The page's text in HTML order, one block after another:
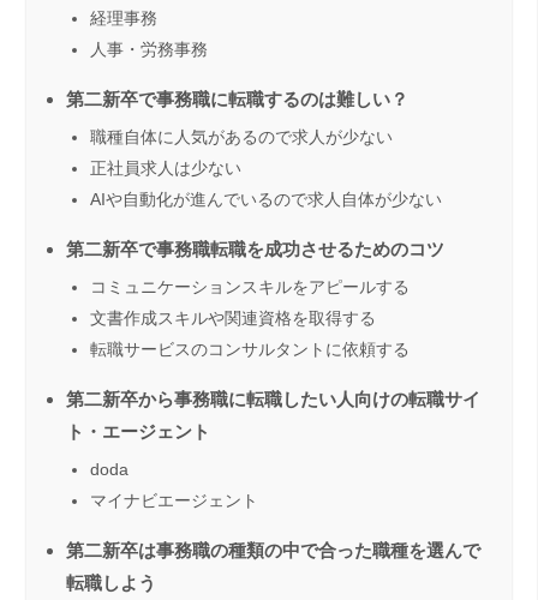
経理事務
人事・労務事務
第二新卒で事務職に転職するのは難しい？
職種自体に人気があるので求人が少ない
正社員求人は少ない
AIや自動化が進んでいるので求人自体が少ない
第二新卒で事務職転職を成功させるためのコツ
コミュニケーションスキルをアピールする
文書作成スキルや関連資格を取得する
転職サービスのコンサルタントに依頼する
第二新卒から事務職に転職したい人向けの転職サイ
ト・エージェント
doda
マイナビエージェント
第二新卒は事務職の種類の中で合った職種を選んで
転職しよう